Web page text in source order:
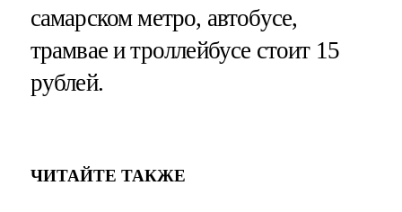
самарском метро, автобусе,
трамвае и троллейбусе стоит 15
рублей.
ЧИТАЙТЕ ТАКЖЕ